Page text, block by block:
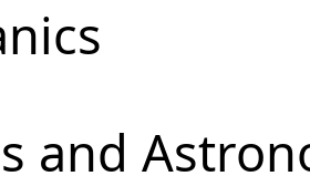
and